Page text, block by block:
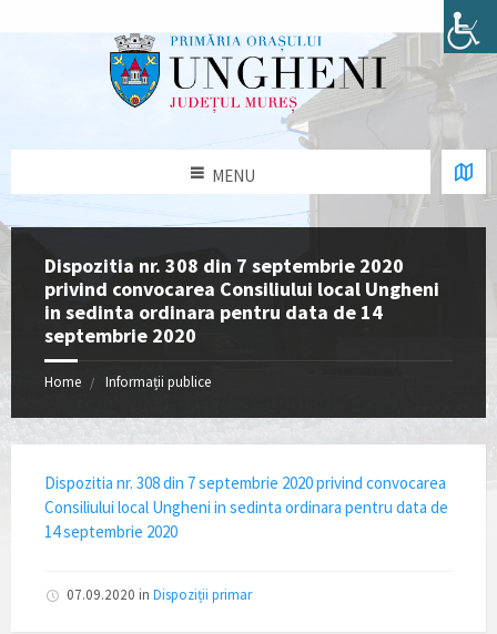
MENU
Dispozitia nr. 308 din 7 septembrie 2020
privind convocarea Consiliului local Ungheni
in sedinta ordinara pentru data de 14
septembrie 2020
Home Informații publice
Dispozitia nr. 308 din 7 septembrie 2020 privind convocarea
Consiliului local Ungheni in sedinta ordinara pentru data de
14 septembrie 2020
07.09.2020 in Dispoziții primar